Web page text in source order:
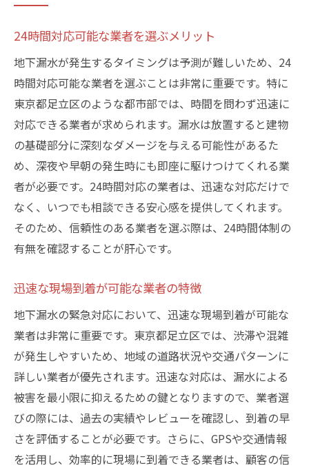
24時間対応可能な業者を選ぶメリット
地下漏水が発生するタイミングは予測が難しいため、24
時間対応可能な業者を選ぶことは非常に重要です。特に
東京都足立区のような都市部では、時間を問わず迅速に
対応できる業者が求められます。漏水は放置すると建物
の基礎部分に深刻なダメージを与える可能性があるた
め、深夜や早朝の発生時にも即座に駆けつけてくれる業
者が必要です。24時間対応の業者は、迅速な対応だけで
なく、いつでも相談できる安心感を提供してくれます。
そのため、信頼性のある業者を選ぶ際は、24時間体制の
有無を確認することが肝心です。
迅速な現場到着が可能な業者の特徴
地下漏水の緊急対応において、迅速な現場到着が可能な
業者は非常に重要です。東京都足立区では、渋滞や混雑
が発生しやすいため、地域の道路状況や交通パターンに
詳しい業者が優先されます。迅速な対応は、漏水による
被害を最小限に抑えるための鍵となりますので、業者選
びの際には、過去の実績やレビューを確認し、到着の早
さを評価することが必要です。さらに、GPSや交通情報
を活用し、効率的に現場に到着できる業者は、顧客の信